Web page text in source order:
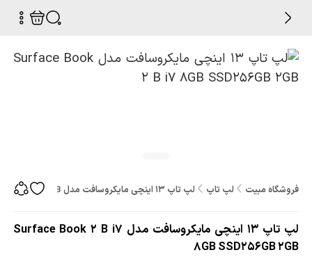
فروشگاه مبیت لپ تاپ لپ تاپ 13 اینچی مایکروسافت مدل Surface Book 2 B i7 8GB SSD256GB 2GB
لپ تاپ 13 اینچی مایکروسافت مدل Surface Book 2 B i7
8GB SSD256GB 2GB